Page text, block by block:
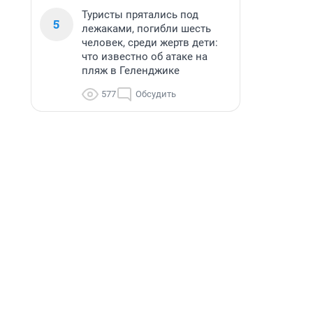
5
Туристы прятались под
лежаками, погибли шесть
человек, среди жертв дети:
что известно об атаке на
пляж в Геленджике
577 Обсудить